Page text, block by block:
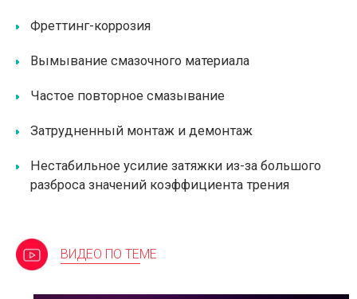
Фреттинг-коррозия
Вымывание смазочного материала
Частое повторное смазывание
Затрудненный монтаж и демонтаж
Нестабильное усилие затяжки из-за большого
разброса значений коэффициента трения
ВИДЕО ПО ТЕМЕ